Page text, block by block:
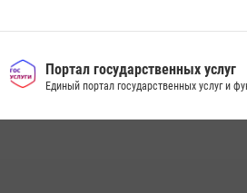
оружия и 63 патрона
08 июля 2026, 06:41
Портал государственных услуг
Единый портал государственных услуг и